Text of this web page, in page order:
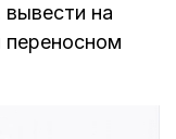
вывести на
переносном